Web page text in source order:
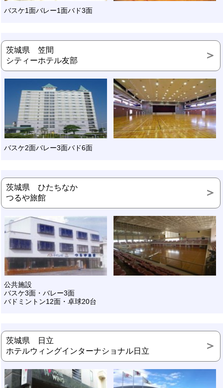
バスケ1面バレー1面バド3面
茨城県 笠間
シティーホテル友部
バスケ2面バレー3面バド6面
茨城県 ひたちなか
つるや旅館
公共施設
バスケ3面・バレー3面
バドミントン12面・卓球20台
茨城県 日立
ホテルウィングインターナショナル日立